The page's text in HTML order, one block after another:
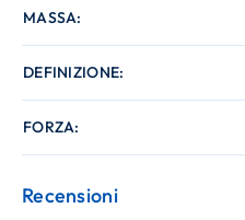
MASSA
DEFINIZIONE
FORZA
Recensioni